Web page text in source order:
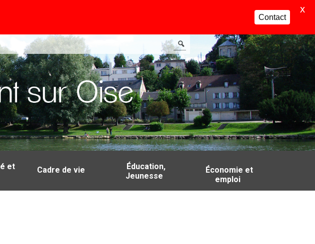
et
Cadre de vie
Éducation,
Jeunesse
Économie et
emploi
Contact
X